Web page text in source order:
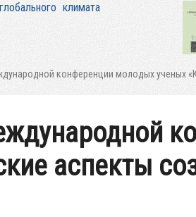
климата
конференции молодых ученых
аспекты